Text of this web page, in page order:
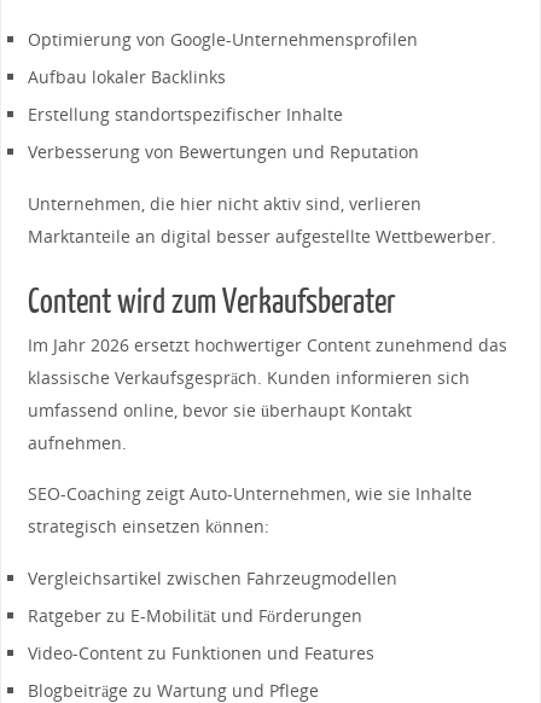
Optimierung von Google-Unternehmensprofilen
Aufbau lokaler Backlinks
Erstellung standortspezifischer Inhalte
Verbesserung von Bewertungen und Reputation
Unternehmen, die hier nicht aktiv sind, verlieren
Marktanteile an digital besser aufgestellte Wettbewerber.
Content wird zum Verkaufsberater
Im Jahr 2026 ersetzt hochwertiger Content zunehmend das
klassische Verkaufsgespräch. Kunden informieren sich
umfassend online, bevor sie überhaupt Kontakt
aufnehmen.
SEO-Coaching zeigt Auto-Unternehmen, wie sie Inhalte
strategisch einsetzen können:
Vergleichsartikel zwischen Fahrzeugmodellen
Ratgeber zu E-Mobilität und Förderungen
Video-Content zu Funktionen und Features
Blogbeiträge zu Wartung und Pflege